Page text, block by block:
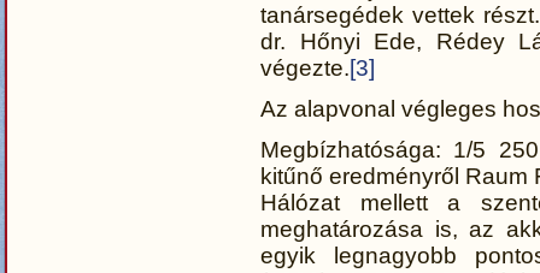
tanársegédek vettek
dr. Hőnyi Ede, Rédey
végezte.[3]
Az alapvonal végleges
Megbízhatósága: 1/5
kitűnő eredményről Raum
Hálózat mellett a
meghatározása is, az
egyik legnagyobb